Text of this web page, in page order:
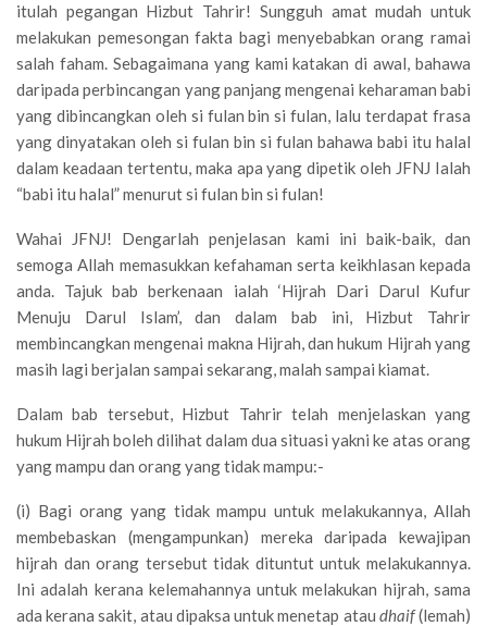
itulah pegangan Hizbut Tahrir! Sungguh amat mudah untuk
melakukan pemesongan fakta bagi menyebabkan orang ramai
salah faham. Sebagaimana yang kami katakan di awal, bahawa
daripada perbincangan yang panjang mengenai keharaman babi
yang dibincangkan oleh si fulan bin si fulan, lalu terdapat frasa
yang dinyatakan oleh si fulan bin si fulan bahawa babi itu halal
dalam keadaan tertentu, maka apa yang dipetik oleh JFNJ Ialah
“babi itu halal” menurut si fulan bin si fulan!
Wahai JFNJ! Dengarlah penjelasan kami ini baik-baik, dan
semoga Allah memasukkan kefahaman serta keikhlasan kepada
anda. Tajuk bab berkenaan ialah ‘Hijrah Dari Darul Kufur
Menuju Darul Islam’, dan dalam bab ini, Hizbut Tahrir
membincangkan mengenai makna Hijrah, dan hukum Hijrah yang
masih lagi berjalan sampai sekarang, malah sampai kiamat.
Dalam bab tersebut, Hizbut Tahrir telah menjelaskan yang
hukum Hijrah boleh dilihat dalam dua situasi yakni ke atas orang
yang mampu dan orang yang tidak mampu:-
(i) Bagi orang yang tidak mampu untuk melakukannya, Allah
membebaskan (mengampunkan) mereka daripada kewajipan
hijrah dan orang tersebut tidak dituntut untuk melakukannya.
Ini adalah kerana kelemahannya untuk melakukan hijrah, sama
ada kerana sakit, atau dipaksa untuk menetap atau dhaif(lemah)